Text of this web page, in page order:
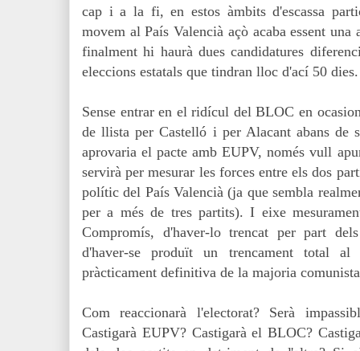
cap i a la fi, en estos àmbits d'escassa
movem al País Valencià açò acaba essent
finalment hi haurà dues candidatures
eleccions estatals que tindran lloc d'ací 50 dies.
Sense entrar en el ridícul del BLOC en
de llista per Castelló i per Alacant abans de
aprovaria el pacte amb EUPV, només vull
servirà per mesurar les forces entre els dos
polític del País Valencià (ja que sembla
per a més de tres partits). I eixe
Compromís, d'haver-lo trencat per part
d'haver-se produït un trencament total
pràcticament definitiva de la majoria
Com reaccionarà l'electorat? Serà
Castigarà EUPV? Castigarà el BLOC?